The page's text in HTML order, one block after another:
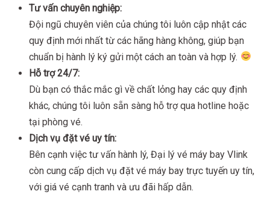
Tư vấn chuyên nghiệp:
Đội ngũ chuyên viên của chúng tôi luôn cập nhật các
quy định mới nhất từ các hãng hàng không, giúp bạn
chuẩn bị hành lý ký gửi một cách an toàn và hợp lý.
Hỗ trợ 24/7:
Dù bạn có thắc mắc gì về chất lỏng hay các quy định
khác, chúng tôi luôn sẵn sàng hỗ trợ qua hotline hoặc
tại phòng vé.
Dịch vụ đặt vé uy tín:
Bên cạnh việc tư vấn hành lý, Đại lý vé máy bay Vlink
còn cung cấp dịch vụ đặt vé máy bay trực tuyến uy tín,
với giá vé cạnh tranh và ưu đãi hấp dẫn.